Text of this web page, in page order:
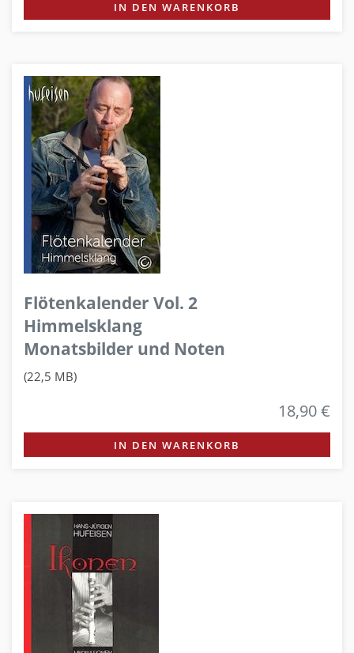
IN DEN WARENKORB
Flötenkalender Vol. 2
Himmelsklang
Monatsbilder und Noten
(22,5 MB)
18,90 €
IN DEN WARENKORB